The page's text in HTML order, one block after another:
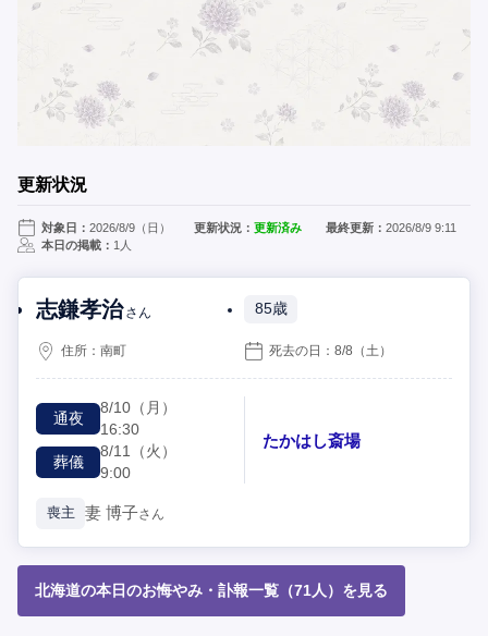
更新状況
対象日： 2026/8/9（日） 更新状況：更新済み 最終更新： 2026/8/9 9:11
本日の掲載： 1人
志鎌孝治 さん 85歳
住所：南町 死去の日：8/8 （土）
通夜
8/10 （月）
16:30
葬儀
8/11 （火）
9:00
たかはし斎場
喪主 妻 博子さん
北海道の本日のお悔やみ・訃報一覧（71人）を見る